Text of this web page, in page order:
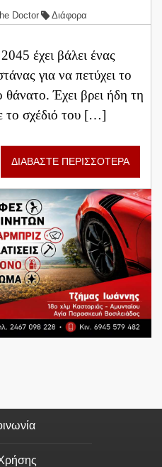
Doctor Διάφορα
έχει βάλει ένας
για να πετύχει το
Έχει βρει ήδη τη
το σχέδιό του […]
ΔΙΑΒΑΣΤΕ ΠΕΡΙΣΣΟΤΕΡΑ